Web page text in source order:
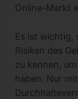
Online-Markt
Es ist wichtig,
Risiken des
zu kennen,
haben. Nur